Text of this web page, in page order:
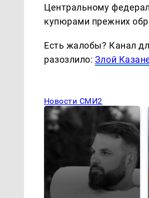
Центральному
купюрами прежних
Есть жалобы? Канал
разозлило: Злой
Новости СМИ2